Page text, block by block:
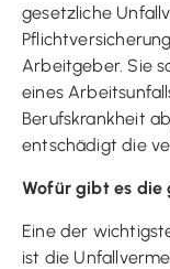
gesetzliche
Arbeitgeber. Sie
eines
Berufskrankheit
entschädigt die
Wofür gibt es die
Eine der
ist die